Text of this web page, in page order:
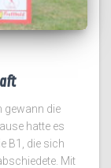
gewann die
hatte es
B1, die sich
Mit